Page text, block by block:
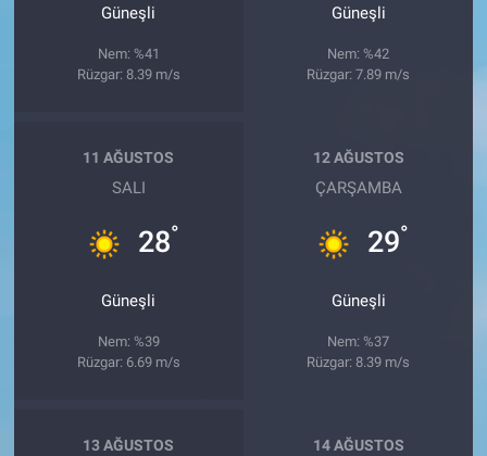
Güneşli
Nem: %41
Rüzgar: 8.39 m/s
Güneşli
Nem: %42
Rüzgar: 7.89 m/s
11 AĞUSTOS
SALI
28°
Güneşli
Nem: %39
Rüzgar: 6.69 m/s
12 AĞUSTOS
ÇARŞAMBA
29°
Güneşli
Nem: %37
Rüzgar: 8.39 m/s
13 AĞUSTOS 14 AĞUSTOS